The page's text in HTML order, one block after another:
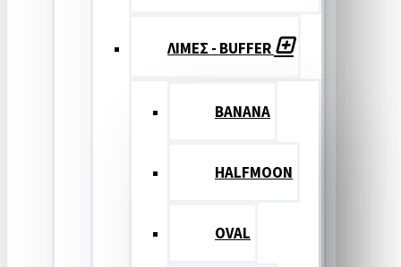
ΛΙΜΕΣ - BUFFER
BANANA
HALFMOON
OVAL